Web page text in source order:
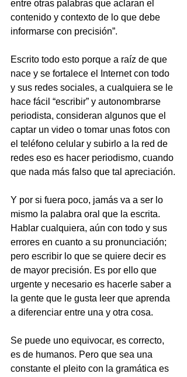
entre otras palabras que aclaran el
contenido y contexto de lo que debe
informarse con precisión”.
Escrito todo esto porque a raíz de que
nace y se fortalece el Internet con todo
y sus redes sociales, a cualquiera se le
hace fácil “escribir” y autonombrarse
periodista, consideran algunos que el
captar un video o tomar unas fotos con
el teléfono celular y subirlo a la red de
redes eso es hacer periodismo, cuando
que nada más falso que tal apreciación.
Y por si fuera poco, jamás va a ser lo
mismo la palabra oral que la escrita.
Hablar cualquiera, aún con todo y sus
errores en cuanto a su pronunciación;
pero escribir lo que se quiere decir es
de mayor precisión. Es por ello que
urgente y necesario es hacerle saber a
la gente que le gusta leer que aprenda
a diferenciar entre una y otra cosa.
Se puede uno equivocar, es correcto,
es de humanos. Pero que sea una
constante el pleito con la gramática es